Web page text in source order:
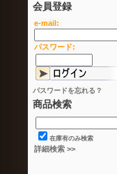
会員登録
e-mail:
パスワード:
パスワードを忘れる？
商品検索
在庫有のみ検索
詳細検索 >>